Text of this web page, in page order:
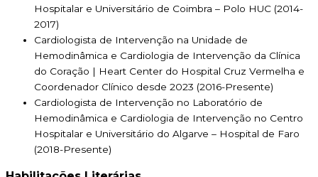
Hospitalar e Universitário de Coimbra – Polo HUC (2014-
2017)
Cardiologista de Intervenção na Unidade de
Hemodinâmica e Cardiologia de Intervenção da Clínica
do Coração | Heart Center do Hospital Cruz Vermelha e
Coordenador Clínico desde 2023 (2016-Presente)
Cardiologista de Intervenção no Laboratório de
Hemodinâmica e Cardiologia de Intervenção no Centro
Hospitalar e Universitário do Algarve – Hospital de Faro
(2018-Presente)